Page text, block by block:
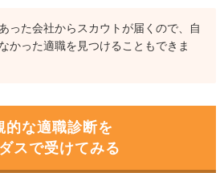
った会社からスカウトが届くので、自
かった適職を見つけることもできま
的な適職診断を
スで受けてみる